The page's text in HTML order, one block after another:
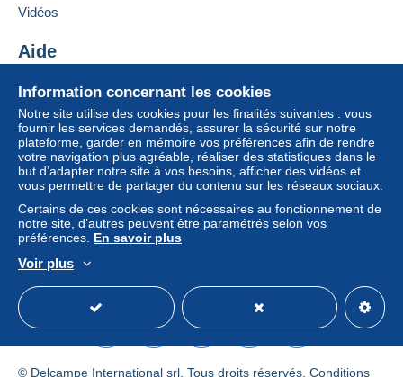
Information concernant les cookies
Notre site utilise des cookies pour les finalités suivantes : vous
fournir les services demandés, assurer la sécurité sur notre
plateforme, garder en mémoire vos préférences afin de rendre
votre navigation plus agréable, réaliser des statistiques dans le
but d’adapter notre site à vos besoins, afficher des vidéos et
vous permettre de partager du contenu sur les réseaux sociaux.
Certains de ces cookies sont nécessaires au fonctionnement de
notre site, d’autres peuvent être paramétrés selon vos
préférences. En savoir plus
Voir plus
Vidéos
Aide
Acheter sur Delcampe
Vendre sur Delcampe
Un site sécurisé
© Delcampe International srl. Tous droits réservés. Conditions